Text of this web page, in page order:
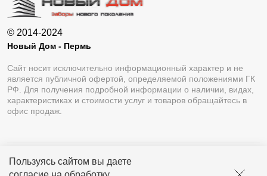
Пользуясь сайтом вы даете
© 2014-2024
Новый Дом - Пермь
Сайт носит исключительно информационный характер и не
является публичной офертой, определяемой положениями ГК
РФ. Для получения подробной информации о наличии, видах,
характеристиках и стоимости услуг и товаров обращайтесь в
офис продаж.
Разработка сайтаLukevium